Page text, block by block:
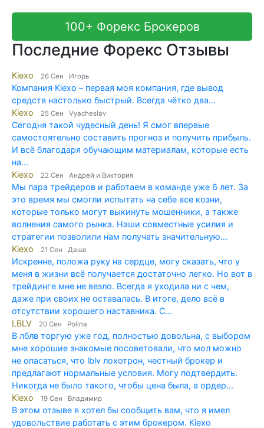
100+ Форекс Брокеров
Последние Форекс Отзывы
Kiexo 26 Сен Игорь
Компания Kiexo – первая моя компания, где вывод
средств настолько быстрый. Всегда чётко два...
Kiexo
25 Сен Vyacheslav
Сегодня такой чудесный день! Я смог впервые
самостоятельно составить прогноз и получить прибыль.
И всё благодаря обучающим материалам, которые есть
на...
Kiexo
22 Сен Андрей и Виктория
Мы пара трейдеров и работаем в команде уже 6 лет. За
это время мы смогли испытать на себе все козни,
которые только могут выкинуть мошенники, а также
волнения самого рынка. Наши совместные усилия и
стратегии позволили нам получать значительную...
Kiexo
21 Сен Даша
Искренне, положа руку на сердце, могу сказать, что у
меня в жизни всё получается достаточно легко. Но вот в
трейдинге мне не везло. Всегда я уходила ни с чем,
даже при своих не оставалась. В итоге, дело всё в
отсутствии хорошего наставника. С...
LBLV
20 Сен Polina
В лблв торгую уже год, полностью довольна, с выбором
мне хорошие знакомые посоветовали, что мол можно
не опасаться, что lblv лохотрон, честный брокер и
предлагают нормальные условия. Могу подтвердить.
Никогда не было такого, чтобы цена была, а ордер...
Kiexo
19 Сен Владимир
В этом отзыве я хотел бы сообщить вам, что я имел
удовольствие работать с этим брокером. Kiexo